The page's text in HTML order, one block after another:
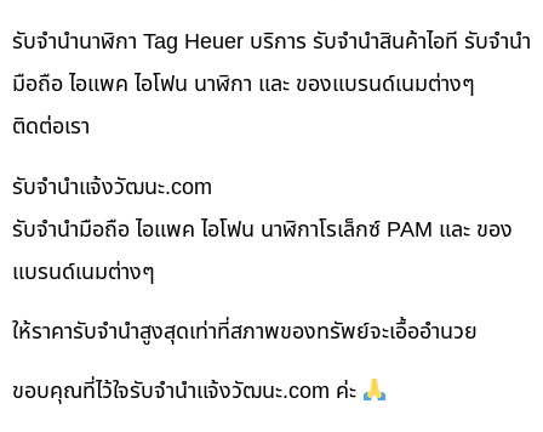
รับจำนำนาฬิกา Tag Heuer บริการ รับจำนำสินค้าไอที รับจำนำ
มือถือ ไอแพค ไอโฟน นาฬิกา และ ของแบรนด์เนมต่างๆ
ติดต่อเรา
รับจํานําแจ้งวัฒนะ.com
รับจำนำมือถือ ไอแพค ไอโฟน นาฬิกาโรเล็กซ์ PAM และ ของ
แบรนด์เนมต่างๆ
ให้ราคารับจำนำสูงสุดเท่าที่สภาพของทรัพย์จะเอื้ออำนวย
ขอบคุณที่ไว้ใจรับจำนำแจ้งวัฒนะ.com ค่ะ